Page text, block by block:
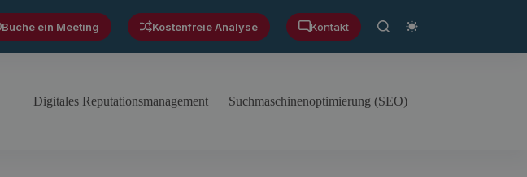
Buche ein Meeting Kostenfreie Analyse Kontakt
Digitales Reputationsmanagement Suchmaschinenoptimierung (SEO)